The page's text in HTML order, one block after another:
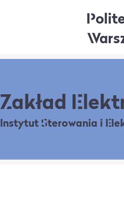
Zakład
Instytut Sterowania i